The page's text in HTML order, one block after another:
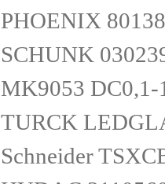
PHOENIX
SCHUNK
MK9053
TURCK
Schneider